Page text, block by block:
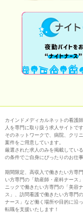
カインドメディカルネットの看護
人を専門に取り扱う求人サイトで
そのネットワークで、病院、クリ
案件をご用意しています。
厳選された求人のみを掲載してい
の条件でご自身にぴったりのお仕
期間限定、高収入で働きたい方専
い方専門の「助産師・産科ナース
ニックで働きたい方専門の「美容
ス」、訪問看護で働きたい方専門
ナース」など働く場所や目的に沿
転職を支援いたします！